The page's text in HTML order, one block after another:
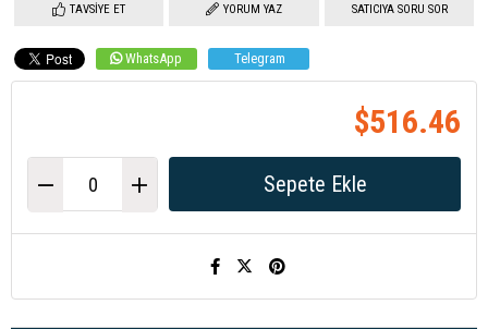
TAVSIYE ET YORUM YAZ SATICIYA SORU SOR
WhatsApp Telegram
$516.46